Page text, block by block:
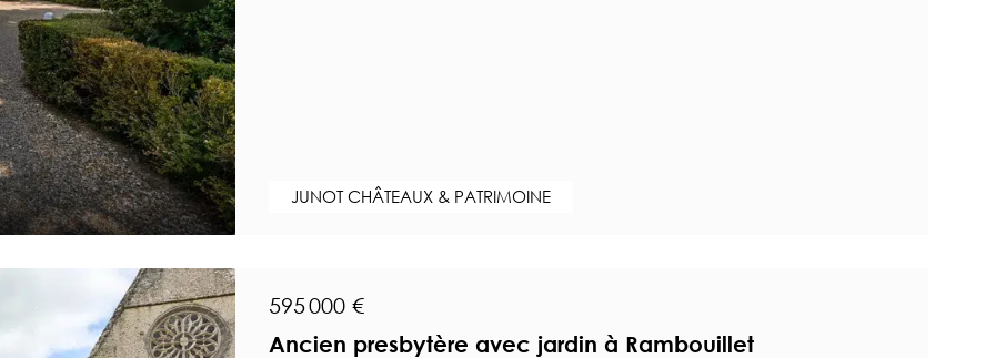
JUNOT CHÂTEAUX & PATRIMOINE
595 000 €
Ancien presbytère avec jardin à Rambouillet